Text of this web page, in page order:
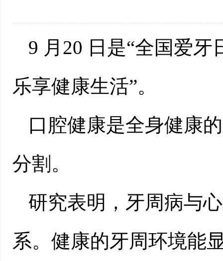
9 月20 日是“全国爱
乐享健康生活”。
口腔健康是全身健康
分割。
研究表明，牙周病与
系。健康的牙周环境能